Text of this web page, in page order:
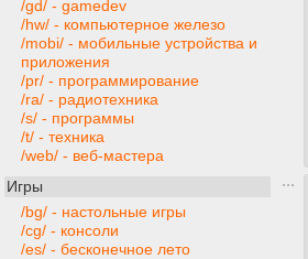
/gd/ - gamedev
/hw/ - компьютерное железо
/mobi/ - мобильные устройства и
приложения
/pr/ - программирование
/ra/ - радиотехника
/s/ - программы
/t/ - техника
/web/ - веб-мастера
Игры
/bg/ - настольные игры
/cg/ - консоли
/es/ - бесконечное лето